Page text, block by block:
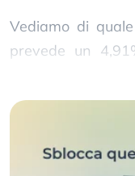
Vediamo di
prevede un